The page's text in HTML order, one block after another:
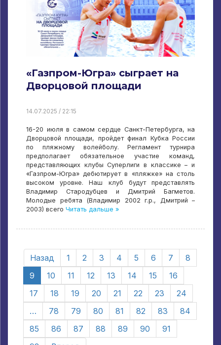
«Газпром-Югра» сыграет на
Дворцовой площади
14.07.2025 / 22:15
16-20 июля в самом сердце Санкт-Петербурга, на
Дворцовой площади, пройдет финал Кубка России
по пляжному волейболу. Регламент турнира
предполагает обязательное участие команд,
представляющих клубы Суперлиги в классике – и
«Газпром-Югра» дебютирует в «пляжке» на столь
высоком уровне. Наш клуб будут представлять
Владимир Стародубцев и Дмитрий Багметов.
Молодые ребята (Владимир 2002 г.р., Дмитрий –
2003) всего Читать дальше »
Назад 1 2 3 4 5 6 7
8
9
10 11 12 13 14 15
16
17
18 19 20 21 22 23
24
…
78 79 80 81 82 83
84
85
86 87 88 89 90
91